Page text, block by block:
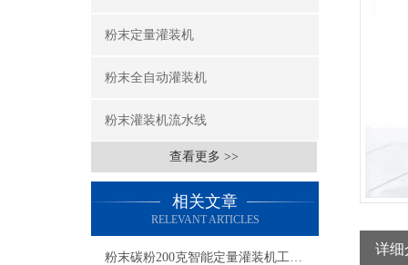
粉末定量灌装机
粉末全自动灌装机
粉末灌装机流水线
查看更多 >>
相关文章
RELEVANT ARTICLES
粉末碳粉200克智能定量灌装机工厂生产
详细